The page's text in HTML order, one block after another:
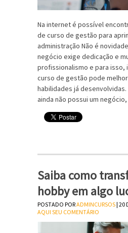
Na internet é possível
de curso de gestão para
administração Não é
negócio exige dedicação e
profissionalismo e para isso,
curso de gestão pode
habilidades já
ainda não possui um
Saiba como
hobby em algo
POSTADO PORADMINCURSOS| 20
AQUI SEU COMENTÁRIO